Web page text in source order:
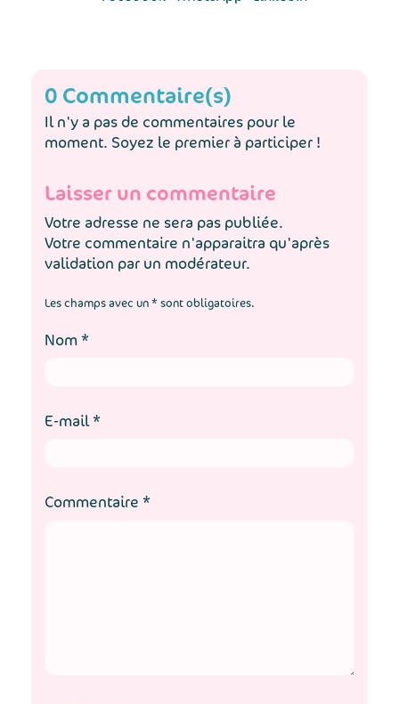
0 Commentaire(s)
Il n'y a pas de commentaires pour le
moment. Soyez le premier à participer !
Laisser un commentaire
Votre adresse ne sera pas publiée.
Votre commentaire n'apparaitra qu'après
validation par un modérateur.
Commentaire *
Les champs avec un * sont obligatoires.
Nom *
E-mail*